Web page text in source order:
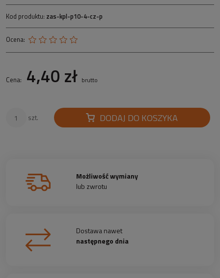
Kod produktu: zas-kpl-p10-4-cz-p
Ocena:
Cena: 4,40 zł brutto
szt. DODAJ DO KOSZYKA
Możliwość wymiany
lub zwrotu
Dostawa nawet
następnego dnia